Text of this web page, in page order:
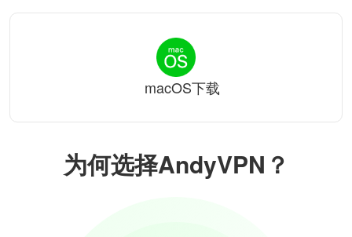
为何选择AndyVPN？
macOS下载